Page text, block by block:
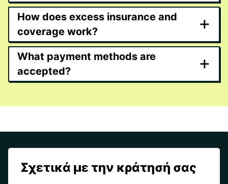
How does excess insurance and
coverage work?
+
What payment methods are
accepted?
+
Σχετικά με την κράτησή σας